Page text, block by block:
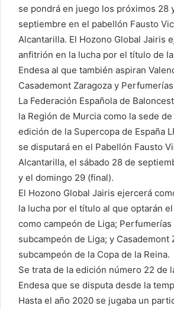
se pondrá en juego los próximos 28
septiembre en el pabellón Fausto
Alcantarilla. El Hozono Global Jairis
anfitrión en la lucha por el título de
Endesa al que también aspiran
Casademont Zaragoza y
La Federación Española de
la Región de Murcia como la sede
edición de la Supercopa de España
se disputará en el Pabellón Fausto
Alcantarilla, el sábado 28 de
y el domingo 29 (final).
El Hozono Global Jairis ejercerá
la lucha por el título al que optarán
como campeón de Liga; Perfumerías
subcampeón de Liga; y Casademont
subcampeón de la Copa de la Reina.
Se trata de la edición número 22 de
Endesa que se disputa desde la
Hasta el año 2020 se jugaba un